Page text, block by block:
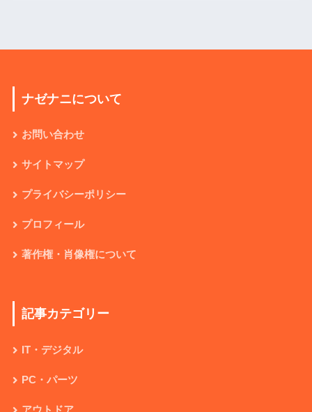
ナゼナニについて
お問い合わせ
サイトマップ
プライバシーポリシー
プロフィール
著作権・肖像権について
記事カテゴリー
IT・デジタル
PC・パーツ
アウトドア